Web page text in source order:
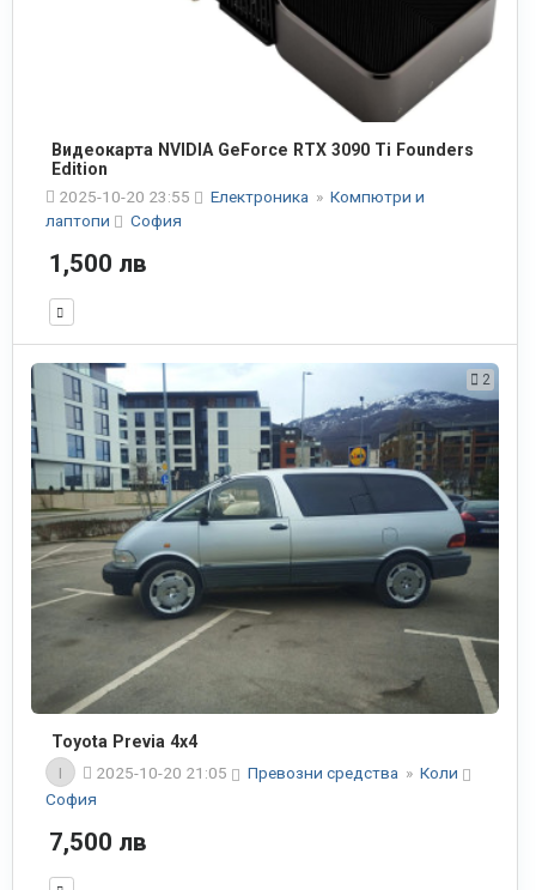
Видеокарта NVIDIA GeForce RTX 3090 Ti Founders
Edition
2025-10-20 23:55
Електроника » Компютри и
лаптопи
София
1,500 лв
2
Toyota Previa 4x4
I
2025-10-20 21:05 Превозни средства » Коли
София
7,500 лв